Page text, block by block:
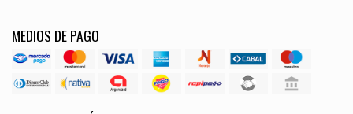
MEDIOS DE PAGO